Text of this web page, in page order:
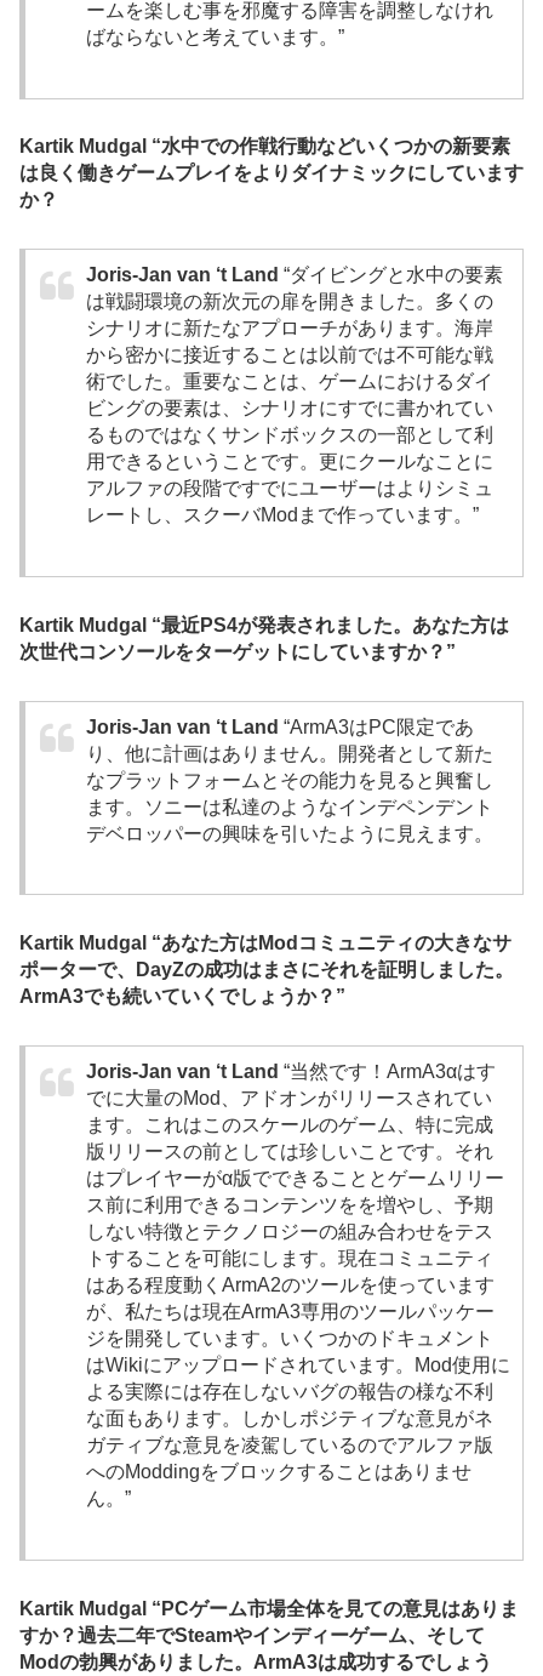
ームを楽しむ事を邪魔する障害を調整しなけれ
ばならないと考えています。”
Kartik Mudgal “水中での作戦行動などいくつかの新要素
は良く働きゲームプレイをよりダイナミックにしています
か？
Joris-Jan van ‘t Land “ダイビングと水中の要素
は戦闘環境の新次元の扉を開きました。多くの
シナリオに新たなアプローチがあります。海岸
から密かに接近することは以前では不可能な戦
術でした。重要なことは、ゲームにおけるダイ
ビングの要素は、シナリオにすでに書かれてい
るものではなくサンドボックスの一部として利
用できるということです。更にクールなことに
アルファの段階ですでにユーザーはよりシミュ
レートし、スクーバModまで作っています。”
Kartik Mudgal “最近PS4が発表されました。あなた方は
次世代コンソールをターゲットにしていますか？”
Joris-Jan van ‘t Land “ArmA3はPC限定であ
り、他に計画はありません。開発者として新た
なプラットフォームとその能力を見ると興奮し
ます。ソニーは私達のようなインデペンデント
デベロッパーの興味を引いたように見えます。
Kartik Mudgal “あなた方はModコミュニティの大きなサ
ポーターで、DayZの成功はまさにそれを証明しました。
ArmA3でも続いていくでしょうか？”
Joris-Jan van ‘t Land “当然です！ArmA3αはす
でに大量のMod、アドオンがリリースされてい
ます。これはこのスケールのゲーム、特に完成
版リリースの前としては珍しいことです。それ
はプレイヤーがα版でできることとゲームリリー
ス前に利用できるコンテンツをを増やし、予期
しない特徴とテクノロジーの組み合わせをテス
トすることを可能にします。現在コミュニティ
はある程度動くArmA2のツールを使っています
が、私たちは現在ArmA3専用のツールパッケー
ジを開発しています。いくつかのドキュメント
はWikiにアップロードされています。Mod使用に
よる実際には存在しないバグの報告の様な不利
な面もあります。しかしポジティブな意見がネ
ガティブな意見を凌駕しているのでアルファ版
へのModdingをブロックすることはありませ
ん。”
Kartik Mudgal “PCゲーム市場全体を見ての意見はありま
すか？過去二年でSteamやインディーゲーム、そして
Modの勃興がありました。ArmA3は成功するでしょう